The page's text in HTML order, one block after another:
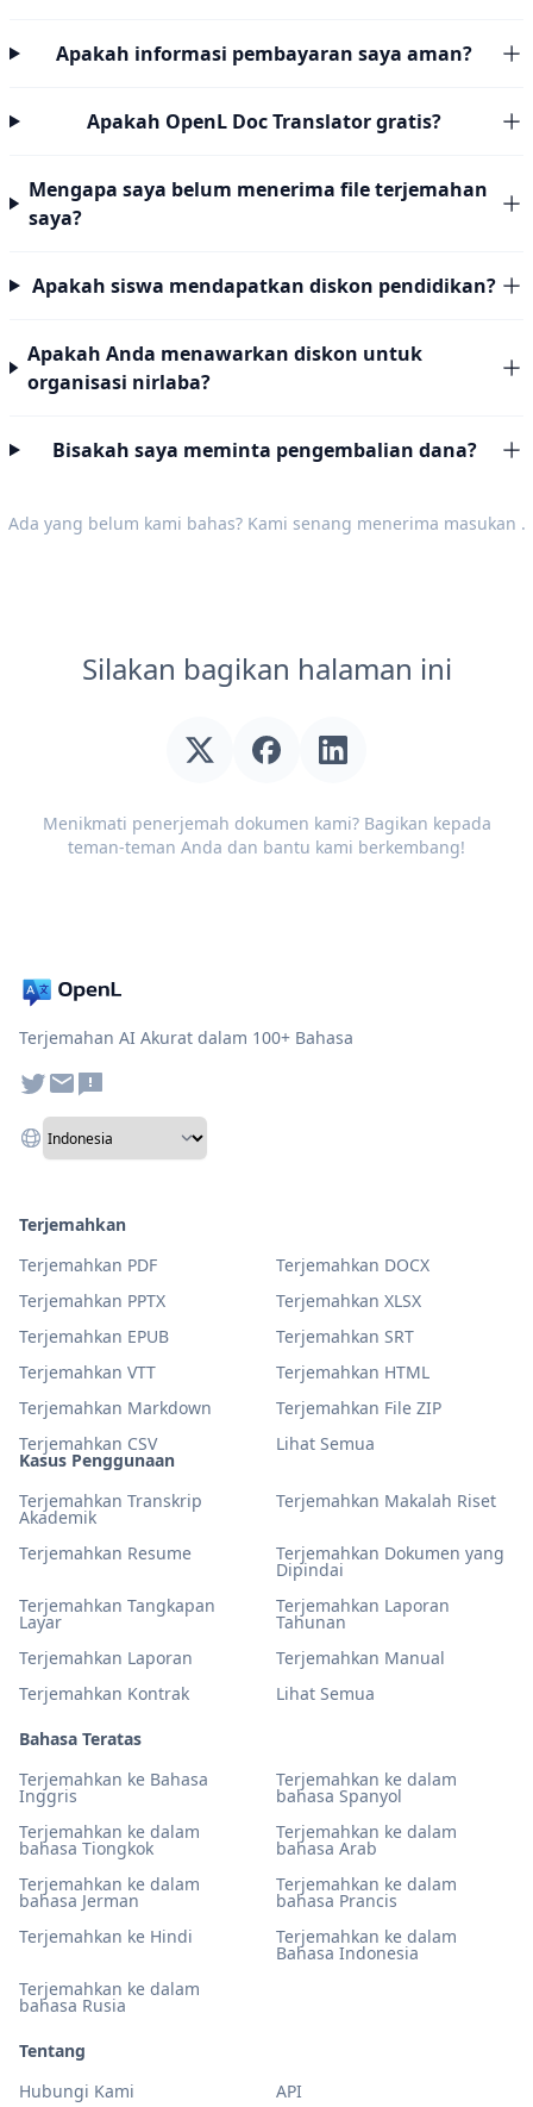
Apakah informasi pembayaran saya aman?
Apakah OpenL Doc Translator gratis?
Mengapa saya belum menerima file terjemahan
saya?
Apakah siswa mendapatkan diskon pendidikan?
Apakah Anda menawarkan diskon untuk
organisasi nirlaba?
Bisakah saya meminta pengembalian dana?
Ada yang belum kami bahas? Kami senang menerima masukan .
Silakan bagikan halaman ini
Menikmati penerjemah dokumen kami? Bagikan kepada
teman-teman Anda dan bantu kami berkembang!
Terjemahan AI Akurat dalam 100+ Bahasa
Kasus Penggunaan
Terjemahkan Transkrip
Akademik
Terjemahkan Makalah Riset
Terjemahkan Resume Terjemahkan Dokumen yang
Dipindai
Terjemahkan Tangkapan
Layar
Terjemahkan Laporan
Tahunan
Terjemahkan Laporan
Terjemahkan Manual
Terjemahkan Kontrak
Lihat Semua
Bahasa Teratas
Terjemahkan ke Bahasa
Inggris
Terjemahkan ke dalam
bahasa Spanyol
Terjemahkan ke dalam
bahasa Tiongkok
Terjemahkan ke dalam
bahasa Arab
Terjemahkan ke dalam
bahasa Jerman
Terjemahkan ke dalam
bahasa Prancis
Terjemahkan ke Hindi
Terjemahkan ke dalam
Bahasa Indonesia
Terjemahkan ke dalam
bahasa Rusia
Terjemahkan
Terjemahkan PDF
Terjemahkan DOCX
Terjemahkan PPTX
Terjemahkan XLSX
Terjemahkan EPUB
Terjemahkan SRT
Terjemahkan VTT
Terjemahkan HTML
Terjemahkan Markdown
Terjemahkan File ZIP
Terjemahkan CSV
Lihat Semua
Tentang
Hubungi Kami
API